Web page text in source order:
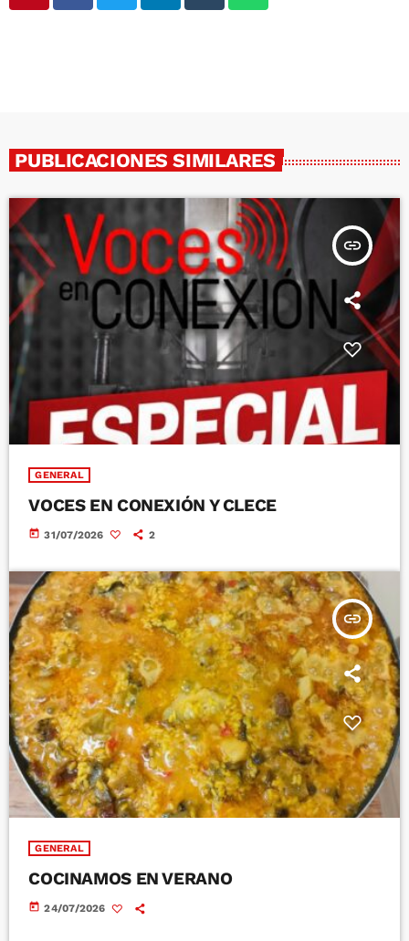
PUBLICACIONES SIMILARES
insert_link
GENERAL
VOCES EN CONEXIÓN Y CLECE
today 31/07/2026 2
insert_link
GENERAL
COCINAMOS EN VERANO
today 24/07/2026